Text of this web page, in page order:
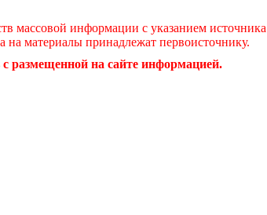
массовой информации с указанием
материалы принадлежат первоисточнику.
размещенной на сайте информацией.